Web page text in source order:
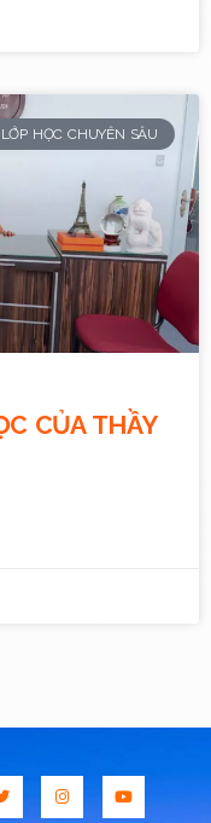
LỚP HỌC CHUYÊN SÂU
CỦA THẦY